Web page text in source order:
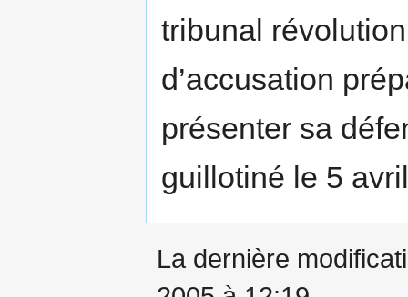
tribunal
d’accusation
présenter sa
guillotiné le 5
La dernière